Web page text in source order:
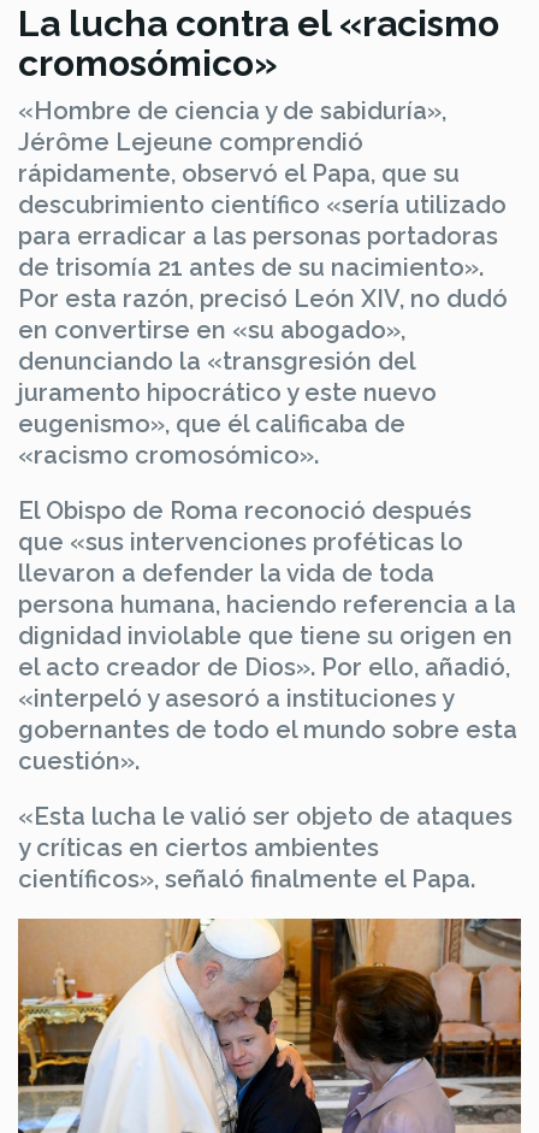
La lucha contra el «racismo
cromosómico»
«Hombre de ciencia y de sabiduría»,
Jérôme Lejeune comprendió
rápidamente, observó el Papa, que su
descubrimiento científico «sería utilizado
para erradicar a las personas portadoras
de trisomía 21 antes de su nacimiento».
Por esta razón, precisó León XIV, no dudó
en convertirse en «su abogado»,
denunciando la «transgresión del
juramento hipocrático y este nuevo
eugenismo», que él calificaba de
«racismo cromosómico».
El Obispo de Roma reconoció después
que «sus intervenciones proféticas lo
llevaron a defender la vida de toda
persona humana, haciendo referencia a la
dignidad inviolable que tiene su origen en
el acto creador de Dios». Por ello, añadió,
«interpeló y asesoró a instituciones y
gobernantes de todo el mundo sobre esta
cuestión».
«Esta lucha le valió ser objeto de ataques
y críticas en ciertos ambientes
científicos», señaló finalmente el Papa.